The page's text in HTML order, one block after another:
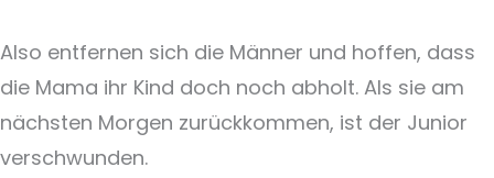
Also entfernen sich die Männer und hoffen, dass
die Mama ihr Kind doch noch abholt. Als sie am
nächsten Morgen zurückkommen, ist der Junior
verschwunden.